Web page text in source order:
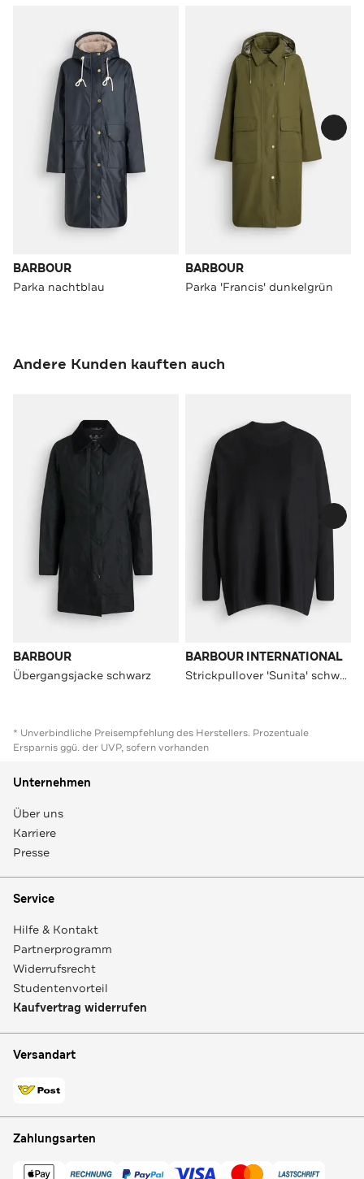
BARBOUR
Parka nachtblau
BARBOUR
Parka 'Francis' dunkelgrün
Andere Kunden kauften auch
BARBOUR
Übergangsjacke schwarz
BARBOUR INTERNATIONAL
Strickpullover 'Sunita' schwarz
* Unverbindliche Preisempfehlung des Herstellers. Prozentuale
Ersparnis ggü. der UVP, sofern vorhanden
Unternehmen
Über uns
Karriere
Presse
Service
Hilfe & Kontakt
Partnerprogramm
Widerrufsrecht
Studentenvorteil
Kaufvertrag widerrufen
Versandart
Zahlungsarten